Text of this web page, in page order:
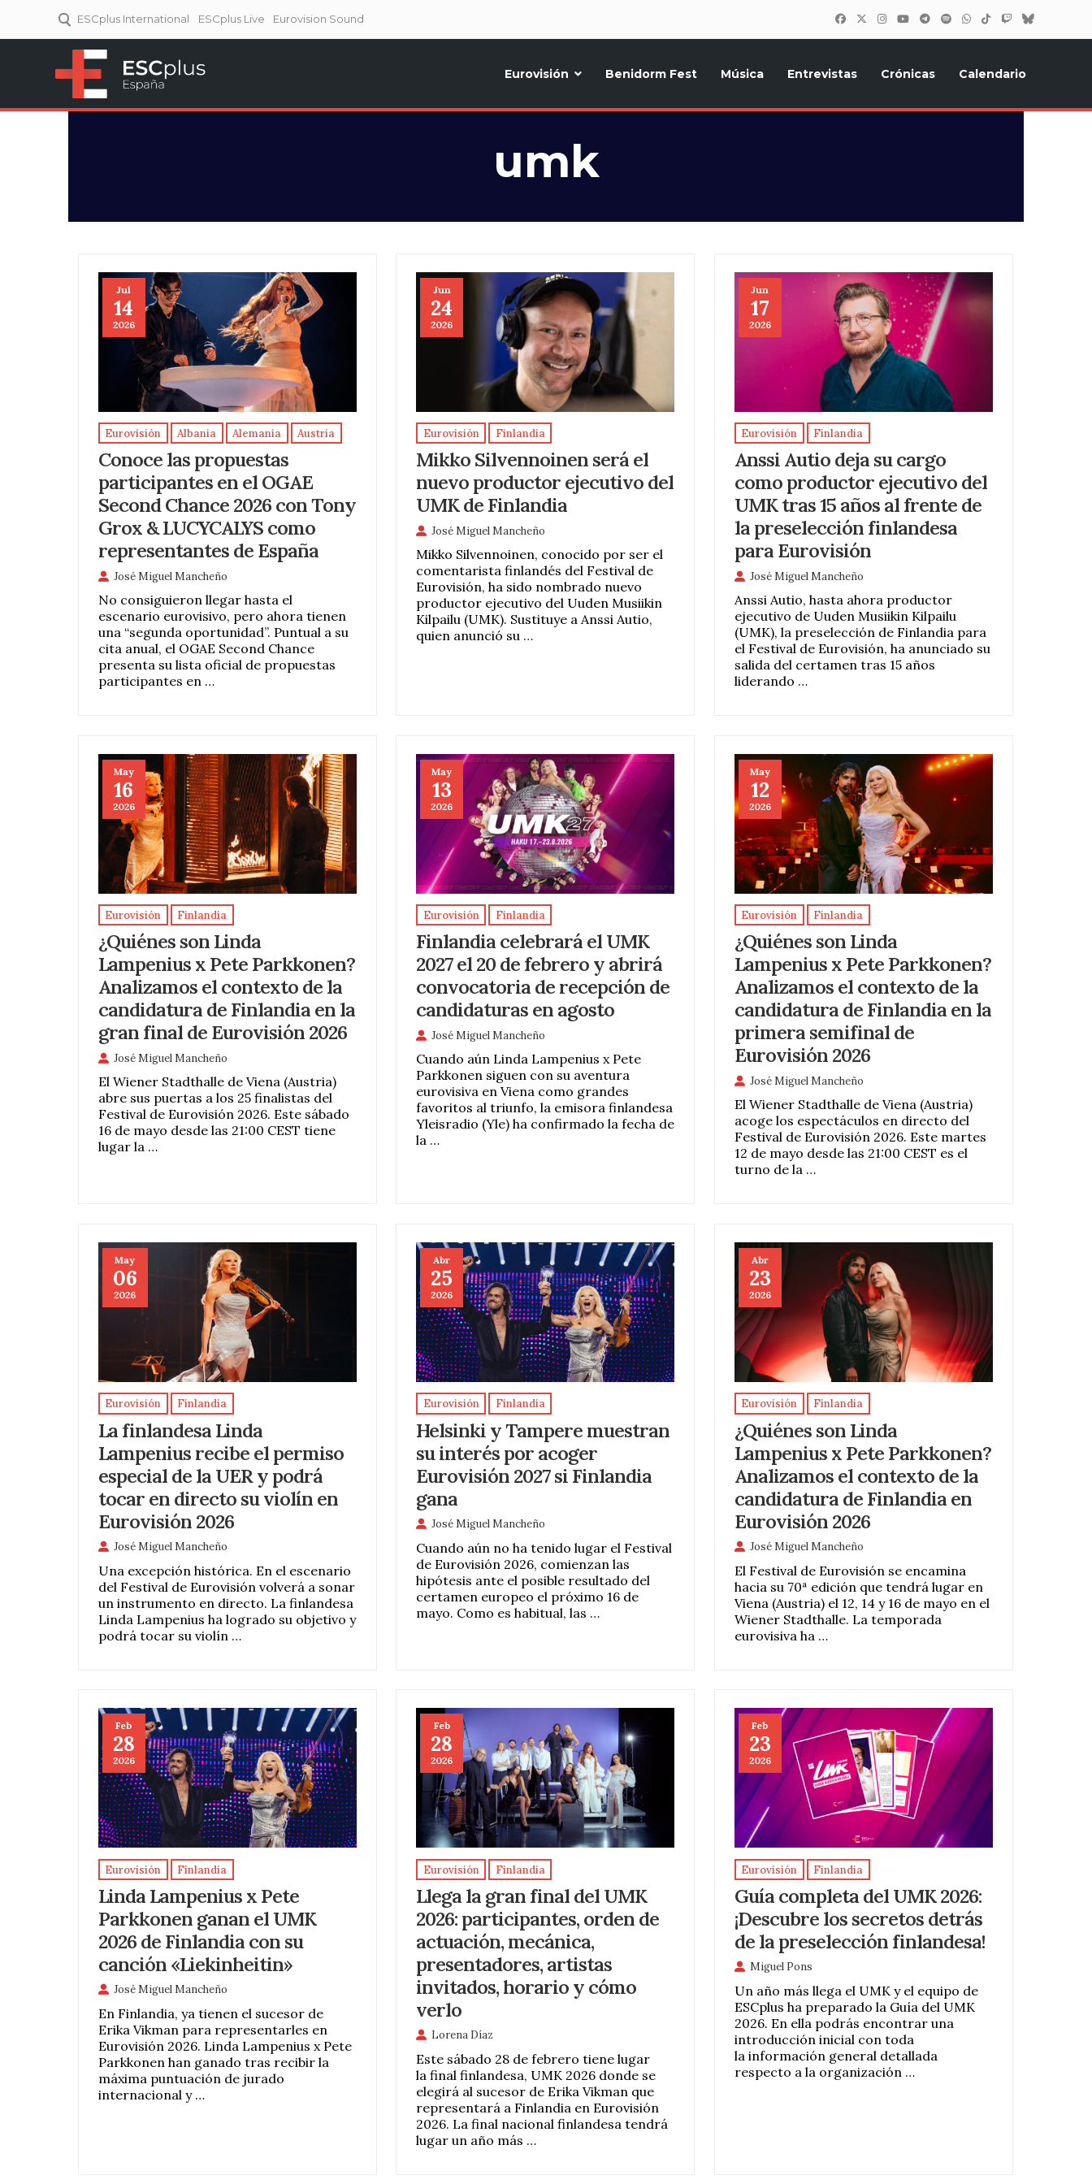
ESCplus International ESCplus Live Eurovision Sound
Eurovisión Benidorm Fest Música Entrevistas Crónicas Calendario
umk
Jul
14
2026
Eurovisión Albania Alemania Austria
Conoce las propuestas
participantes en el OGAE
Second Chance 2026 con Tony
Grox & LUCYCALYS como
representantes de España
José Miguel Mancheño
No consiguieron llegar hasta el
escenario eurovisivo, pero ahora tienen
una “segunda oportunidad”. Puntual a su
cita anual, el OGAE Second Chance
presenta su lista oficial de propuestas
participantes en …
Jun
24
2026
Eurovisión Finlandia
Mikko Silvennoinen será el
nuevo productor ejecutivo del
UMK de Finlandia
José Miguel Mancheño
Mikko Silvennoinen, conocido por ser el
comentarista finlandés del Festival de
Eurovisión, ha sido nombrado nuevo
productor ejecutivo del Uuden Musiikin
Kilpailu (UMK). Sustituye a Anssi Autio,
quien anunció su …
Jun
17
2026
Eurovisión Finlandia
Anssi Autio deja su cargo
como productor ejecutivo del
UMK tras 15 años al frente de
la preselección finlandesa
para Eurovisión
José Miguel Mancheño
Anssi Autio, hasta ahora productor
ejecutivo de Uuden Musiikin Kilpailu
(UMK), la preselección de Finlandia para
el Festival de Eurovisión, ha anunciado su
salida del certamen tras 15 años
liderando …
May
16
2026
Eurovisión Finlandia
¿Quiénes son Linda
Lampenius x Pete Parkkonen?
Analizamos el contexto de la
candidatura de Finlandia en la
gran final de Eurovisión 2026
José Miguel Mancheño
El Wiener Stadthalle de Viena (Austria)
abre sus puertas a los 25 finalistas del
Festival de Eurovisión 2026. Este sábado
16 de mayo desde las 21:00 CEST tiene
lugar la …
May
13
2026
Eurovisión Finlandia
Finlandia celebrará el UMK
2027 el 20 de febrero y abrirá
convocatoria de recepción de
candidaturas en agosto
José Miguel Mancheño
Cuando aún Linda Lampenius x Pete
Parkkonen siguen con su aventura
eurovisiva en Viena como grandes
favoritos al triunfo, la emisora finlandesa
Yleisradio (Yle) ha confirmado la fecha de
la …
May
12
2026
Eurovisión Finlandia
¿Quiénes son Linda
Lampenius x Pete Parkkonen?
Analizamos el contexto de la
candidatura de Finlandia en la
primera semifinal de
Eurovisión 2026
José Miguel Mancheño
El Wiener Stadthalle de Viena (Austria)
acoge los espectáculos en directo del
Festival de Eurovisión 2026. Este martes
12 de mayo desde las 21:00 CEST es el
turno de la …
May
06
2026
Eurovisión Finlandia
La finlandesa Linda
Lampenius recibe el permiso
especial de la UER y podrá
tocar en directo su violín en
Eurovisión 2026
José Miguel Mancheño
Una excepción histórica. En el escenario
del Festival de Eurovisión volverá a sonar
un instrumento en directo. La finlandesa
Linda Lampenius ha logrado su objetivo y
podrá tocar su violín …
Abr
25
2026
Eurovisión Finlandia
Helsinki y Tampere muestran
su interés por acoger
Eurovisión 2027 si Finlandia
gana
José Miguel Mancheño
Cuando aún no ha tenido lugar el Festival
de Eurovisión 2026, comienzan las
hipótesis ante el posible resultado del
certamen europeo el próximo 16 de
mayo. Como es habitual, las …
Abr
23
2026
Eurovisión Finlandia
¿Quiénes son Linda
Lampenius x Pete Parkkonen?
Analizamos el contexto de la
candidatura de Finlandia en
Eurovisión 2026
José Miguel Mancheño
El Festival de Eurovisión se encamina
hacia su 70ª edición que tendrá lugar en
Viena (Austria) el 12, 14 y 16 de mayo en el
Wiener Stadthalle. La temporada
eurovisiva ha …
Feb
28
2026
Eurovisión Finlandia
Linda Lampenius x Pete
Parkkonen ganan el UMK
2026 de Finlandia con su
canción «Liekinheitin»
José Miguel Mancheño
En Finlandia, ya tienen el sucesor de
Erika Vikman para representarles en
Eurovisión 2026. Linda Lampenius x Pete
Parkkonen han ganado tras recibir la
máxima puntuación de jurado
internacional y …
Feb
28
2026
Eurovisión Finlandia
Llega la gran final del UMK
2026: participantes, orden de
actuación, mecánica,
presentadores, artistas
invitados, horario y cómo
verlo
Lorena Díaz
Este sábado 28 de febrero tiene lugar
la final finlandesa, UMK 2026 donde se
elegirá al sucesor de Erika Vikman que
representará a Finlandia en Eurovisión
2026. La final nacional finlandesa tendrá
lugar un año más …
Feb
23
2026
Eurovisión Finlandia
Guía completa del UMK 2026:
¡Descubre los secretos detrás
de la preselección finlandesa!
Miguel Pons
Un año más llega el UMK y el equipo de
ESCplus ha preparado la Guía del UMK
2026. En ella podrás encontrar una
introducción inicial con toda
la información general detallada
respecto a la organización …